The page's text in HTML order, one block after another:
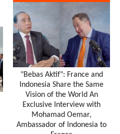
"Bebas Aktif": France and
Indonesia Share the Same
Vision of the World An
Exclusive Interview with
Mohamad Oemar,
Ambassador of Indonesia to